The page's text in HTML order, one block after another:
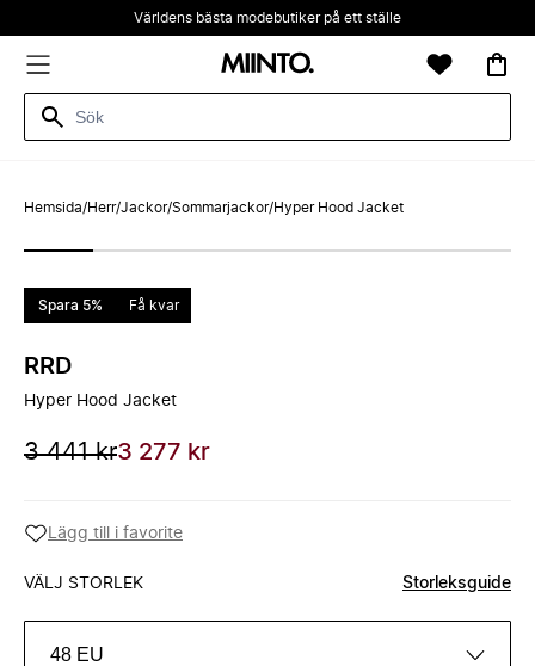
Världens bästa modebutiker på ett ställe
Hemsida/Herr/Jackor/Sommarjackor/Hyper Hood Jacket
Spara 5% Få kvar
RRD
Hyper Hood Jacket
3 441 kr3 277 kr
Lägg till i favorite
VÄLJ STORLEK Storleksguide
48 EU